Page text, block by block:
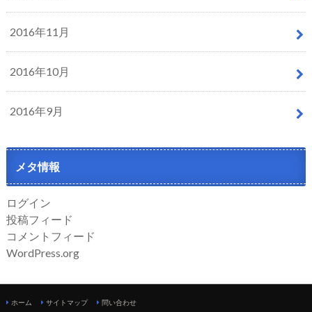
2016年11月
2016年10月
2016年9月
メタ情報
ログイン
投稿フィード
コメントフィード
WordPress.org
ホーム サイトマップ 問い合わせ